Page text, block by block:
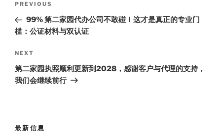
navigation
Previous
Post
PREVIOUS
99% 第二家园代办公司不敢碰！这才是真正的专业门
槛：公证材料与双认证
Next
Post
NEXT
第二家园执照顺利更新到2028，感谢客户与代理的支持，
我们会继续前行
最新信息